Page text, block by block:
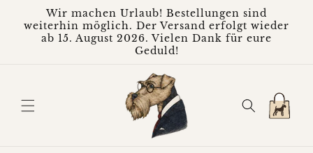
Inhalt
Wir machen Urlaub! Bestellungen sind
weiterhin möglich. Der Versand erfolgt wieder
ab 15. August 2026. Vielen Dank für eure
Geduld!
Warenkorb